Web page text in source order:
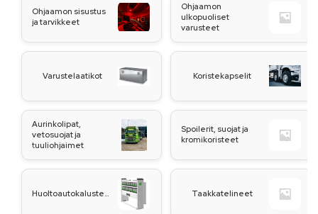
Ohjaamon sisustus
ja tarvikkeet
Ohjaamon
ulkopuoliset
varusteet
Varustelaatikot Koristekapselit
Aurinkolipat,
vetosuojat ja
tuuliohjaimet
Spoilerit, suojat ja
kromikoristeet
Taakkatelineet